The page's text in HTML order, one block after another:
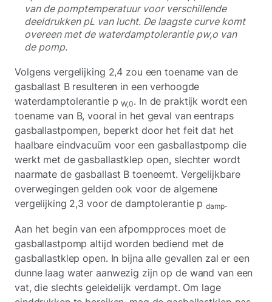
van de pomptemperatuur voor verschillende
deeldrukken pL van lucht. De laagste curve komt
overeen met de waterdamptolerantie pw,o van
de pomp.
Volgens vergelijking 2,4 zou een toename van de
gasballast B resulteren in een verhoogde
waterdamptolerantie pW,0. In de praktijk wordt een
toename van B, vooral in het geval van eentraps
gasballastpompen, beperkt door het feit dat het
haalbare eindvacuüm voor een gasballastpomp die
werkt met de gasballastklep open, slechter wordt
naarmate de gasballast B toeneemt. Vergelijkbare
overwegingen gelden ook voor de algemene
vergelijking 2,3 voor de damptolerantie pdamp.
Aan het begin van een afpompproces moet de
gasballastpomp altijd worden bediend met de
gasballastklep open. In bijna alle gevallen zal er een
dunne laag water aanwezig zijn op de wand van een
vat, die slechts geleidelijk verdampt. Om lage